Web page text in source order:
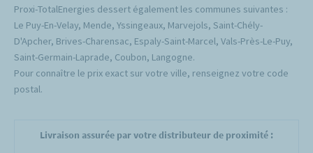
Proxi-TotalEnergies dessert également les communes suivantes :
Le Puy-En-Velay, Mende, Yssingeaux, Marvejols, Saint-Chély-
D'Apcher, Brives-Charensac, Espaly-Saint-Marcel, Vals-Près-Le-Puy,
Saint-Germain-Laprade, Coubon, Langogne.
Pour connaître le prix exact sur votre ville, renseignez votre code
postal.
Livraison assurée par votre distributeur de proximité :